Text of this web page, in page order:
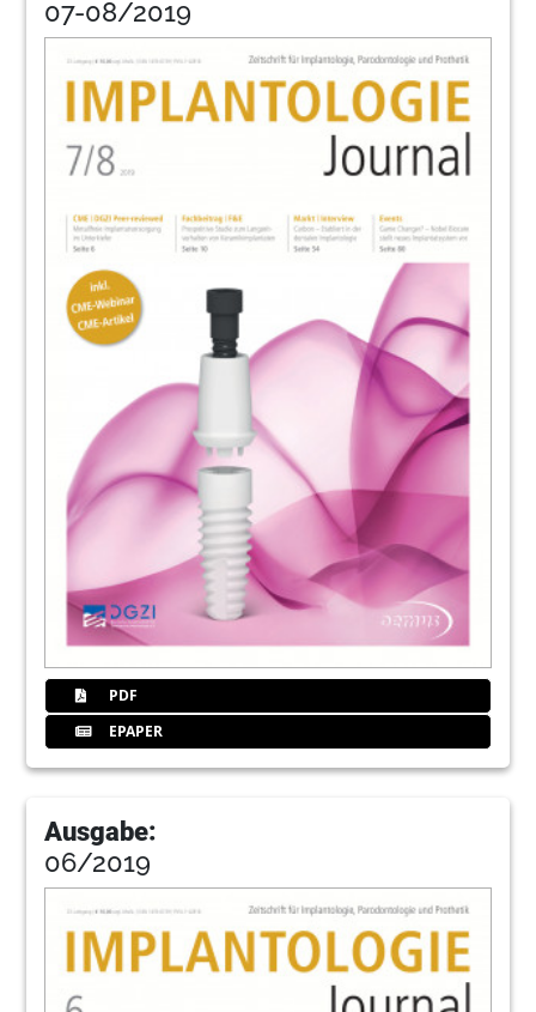
07-08/2019
PDF
EPAPER
Ausgabe:
06/2019